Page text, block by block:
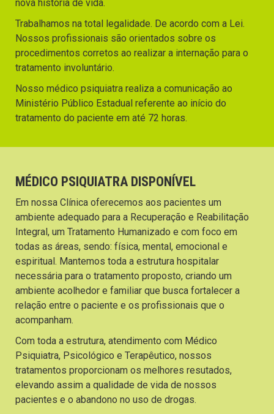
nova história de vida.
Trabalhamos na total legalidade. De acordo com a Lei.
Nossos profissionais são orientados sobre os
procedimentos corretos ao realizar a internação para o
tratamento involuntário.
Nosso médico psiquiatra realiza a comunicação ao
Ministério Público Estadual referente ao início do
tratamento do paciente em até 72 horas.
MÉDICO PSIQUIATRA DISPONÍVEL
Em nossa Clínica oferecemos aos pacientes um
ambiente adequado para a Recuperação e Reabilitação
Integral, um Tratamento Humanizado e com foco em
todas as áreas, sendo: física, mental, emocional e
espiritual. Mantemos toda a estrutura hospitalar
necessária para o tratamento proposto, criando um
ambiente acolhedor e familiar que busca fortalecer a
relação entre o paciente e os profissionais que o
acompanham.
Com toda a estrutura, atendimento com Médico
Psiquiatra, Psicológico e Terapêutico, nossos
tratamentos proporcionam os melhores resutados,
elevando assim a qualidade de vida de nossos
pacientes e o abandono no uso de drogas.